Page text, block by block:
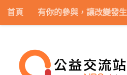
Skip to content
首頁 有你的參與，讓改變發生